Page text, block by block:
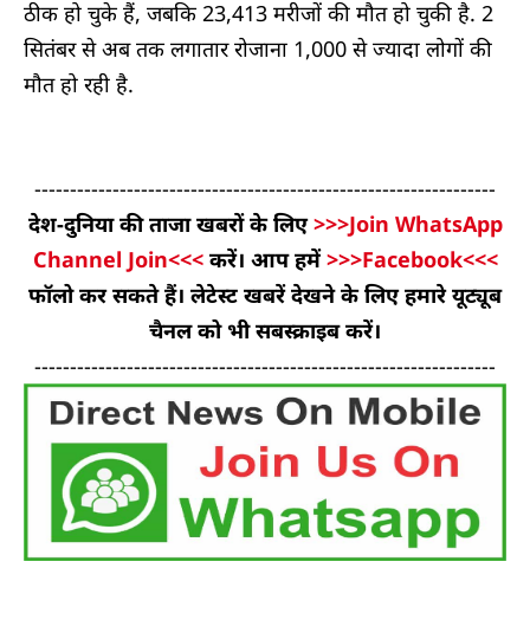
ठीक हो चुके हैं, जबकि 23,413 मरीजों की मौत हो चुकी है. 2
सितंबर से अब तक लगातार रोजाना 1,000 से ज्यादा लोगों की
मौत हो रही है.
-----------------------------------------------------------------
देश-दुनिया की ताजा खबरों के लिए>>>Join WhatsApp
Channel Join<<< करें। आप हमें>>>Facebook<<<
फॉलो कर सकते हैं। लेटेस्ट खबरें देखने के लिए हमारे यूट्यूब
चैनल को भी सबस्क्राइब करें।
-----------------------------------------------------------------